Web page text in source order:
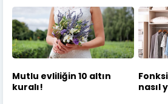
Mutlu evliliğin 10 altın
kuralı!
nasıl